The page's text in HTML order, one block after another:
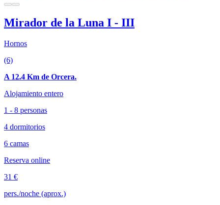
Mirador de la Luna I - III
Hornos
(6)
A 12.4 Km de Orcera.
Alojamiento entero
1 - 8 personas
4 dormitorios
6 camas
Reserva online
31 €
pers./noche (aprox.)